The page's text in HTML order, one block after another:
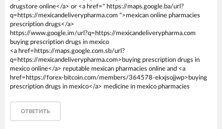
drugstore online</a> or <a href=" https://maps.google.ba/url?
q=https://mexicandeliverypharma.com ">mexican online pharmacies
prescription drugs</a>
https://www.google.im/url?q=https://mexicandeliverypharma.com
buying prescription drugs in mexico
<a href=https://maps.google.com.sb/url?
q=https://mexicandeliverypharma.com>buying prescription drugs in
mexico online</a> reputable mexican pharmacies online and <a
href=https://forex-bitcoin.com/members/364578-ekxjsojjwp>buying
prescription drugs in mexico</a> medicine in mexico pharmacies
ОТВЕТИТЬ